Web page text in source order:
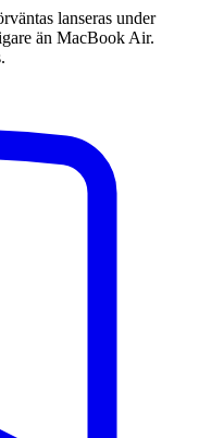
lanseras under
än MacBook Air.